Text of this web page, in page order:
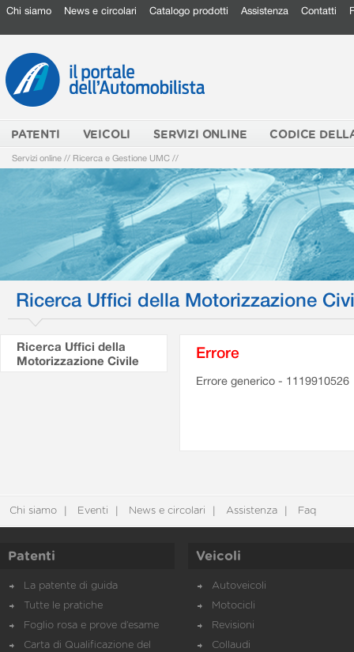
Chi siamo News e circolari Catalogo prodotti Assistenza Contatti
PATENTI VEICOLI SERVIZI ONLINE CODICE
Servizi online // Ricerca e Gestione UMC //
Ricerca Uffici della Motorizzazione
Ricerca Uffici della
Motorizzazione Civile
Errore
Errore generico - 1119910526
Chi siamo Eventi News e circolari Assistenza Faq
Patenti
La patente di guida
Tutte le pratiche
Foglio rosa e prove d’esame
Carta di Qualificazione del
Veicoli
Autoveicoli
Motocicli
Revisioni
Collaudi